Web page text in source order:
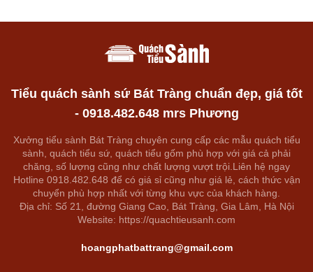
Tiểu quách sành sứ Bát Tràng chuẩn đẹp, giá tốt
- 0918.482.648 mrs Phương
Xưởng tiểu sành Bát Tràng chuyên cung cấp các mẫu quách tiểu
sành, quách tiểu sứ, quách tiểu gốm phù hợp với giá cả phải
chăng, số lượng cũng như chất lượng vượt trội.Liên hệ ngay
Hotline 0918.482.648 để có giá sỉ cũng như giá lẻ, cách thức vận
chuyển phù hợp nhất với từng khu vực của khách hàng.
Địa chỉ: Số 21, đường Giang Cao, Bát Tràng, Gia Lâm, Hà Nội
Website: https://quachtieusanh.com
hoangphatbattrang@gmail.com